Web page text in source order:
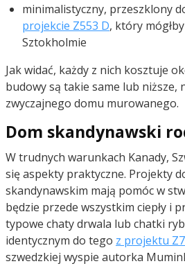
minimalistyczny, przeszklony
projekcie Z553 D, który
Sztokholmie
Jak widać, każdy z nich kosztuje
budowy są takie same lub niższe,
zwyczajnego domu murowanego.
Dom skandynawski
W trudnych warunkach Kanady,
się aspekty praktyczne. Projekty
skandynawskim mają pomóc w
będzie przede wszystkim ciepły i
typowe chaty drwala lub chatki
identycznym do tego z projektu
szwedzkiej wyspie autorka